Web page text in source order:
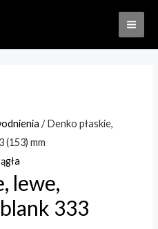
/ Denko płaskie,
(153) mm
lewe,
333